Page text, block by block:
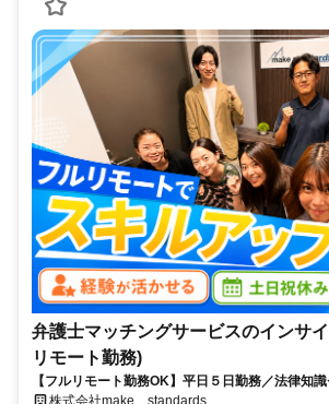
弁護士マッチングサービスのインサ
リモート勤務)
【フルリモート勤務OK】平日５日勤務／法律知
ルが身につく営業職
株式会社make standards